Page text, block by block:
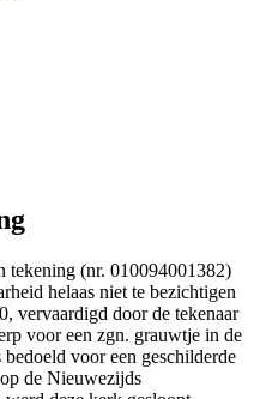
tekening (nr. 010094001382)
helaas niet te bezichtigen
vervaardigd door de tekenaar
voor een zgn. grauwtje in de
voor een geschilderde
de Nieuwezijds